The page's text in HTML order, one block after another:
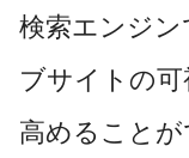
検索エンジ
ブサイトの
高めることが